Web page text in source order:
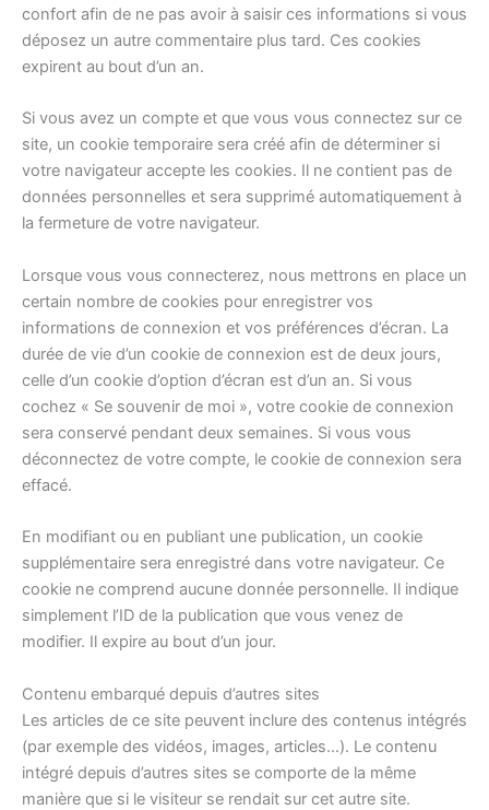
confort afin de ne pas avoir à saisir ces informations si vous
déposez un autre commentaire plus tard. Ces cookies
expirent au bout d’un an.
Si vous avez un compte et que vous vous connectez sur ce
site, un cookie temporaire sera créé afin de déterminer si
votre navigateur accepte les cookies. Il ne contient pas de
données personnelles et sera supprimé automatiquement à
la fermeture de votre navigateur.
Lorsque vous vous connecterez, nous mettrons en place un
certain nombre de cookies pour enregistrer vos
informations de connexion et vos préférences d’écran. La
durée de vie d’un cookie de connexion est de deux jours,
celle d’un cookie d’option d’écran est d’un an. Si vous
cochez « Se souvenir de moi », votre cookie de connexion
sera conservé pendant deux semaines. Si vous vous
déconnectez de votre compte, le cookie de connexion sera
effacé.
En modifiant ou en publiant une publication, un cookie
supplémentaire sera enregistré dans votre navigateur. Ce
cookie ne comprend aucune donnée personnelle. Il indique
simplement l’ID de la publication que vous venez de
modifier. Il expire au bout d’un jour.
Contenu embarqué depuis d’autres sites
Les articles de ce site peuvent inclure des contenus intégrés
(par exemple des vidéos, images, articles…). Le contenu
intégré depuis d’autres sites se comporte de la même
manière que si le visiteur se rendait sur cet autre site.